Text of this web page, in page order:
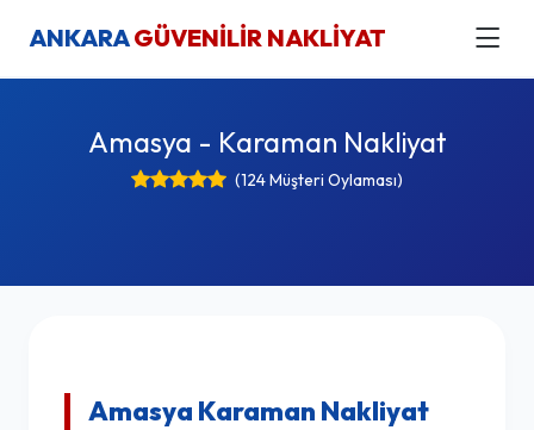
ANKARAGÜVENİLİR NAKLİYAT
Amasya - Karaman Nakliyat
(124 Müşteri Oylaması)
Amasya Karaman Nakliyat